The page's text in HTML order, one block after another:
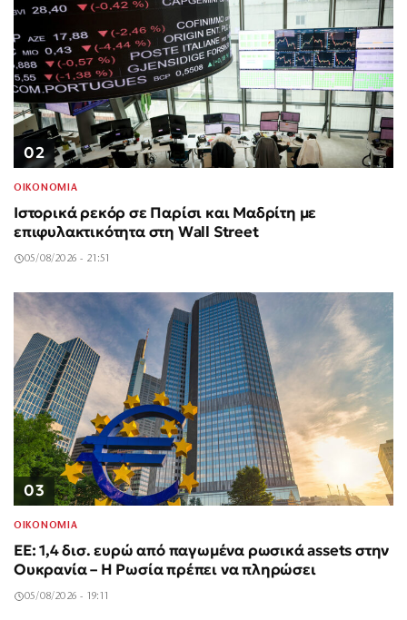
02
ΟΙΚΟΝΟΜΙΑ
Ιστορικά ρεκόρ σε Παρίσι και Μαδρίτη με
επιφυλακτικότητα στη Wall Street
05/08/2026 - 21:51
03
ΟΙΚΟΝΟΜΙΑ
ΕΕ: 1,4 δισ. ευρώ από παγωμένα ρωσικά assets στην
Ουκρανία – Η Ρωσία πρέπει να πληρώσει
05/08/2026 - 19:11